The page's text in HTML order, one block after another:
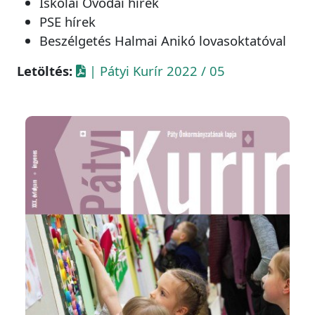
PSE hírek
Beszélgetés Halmai Anikó lovasoktatóval
Letöltés:
| Pátyi Kurír 2022 / 05